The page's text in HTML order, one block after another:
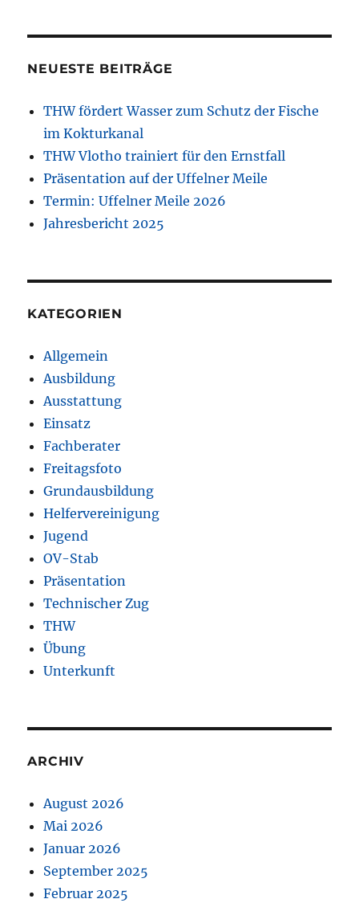
NEUESTE BEITRÄGE
THW fördert Wasser zum Schutz der Fische
im Kokturkanal
THW Vlotho trainiert für den Ernstfall
Präsentation auf der Uffelner Meile
Termin: Uffelner Meile 2026
Jahresbericht 2025
KATEGORIEN
Allgemein
Ausbildung
Ausstattung
Einsatz
Fachberater
Freitagsfoto
Grundausbildung
Helfervereinigung
Jugend
OV-Stab
Präsentation
Technischer Zug
THW
Übung
Unterkunft
ARCHIV
August 2026
Mai 2026
Januar 2026
September 2025
Februar 2025